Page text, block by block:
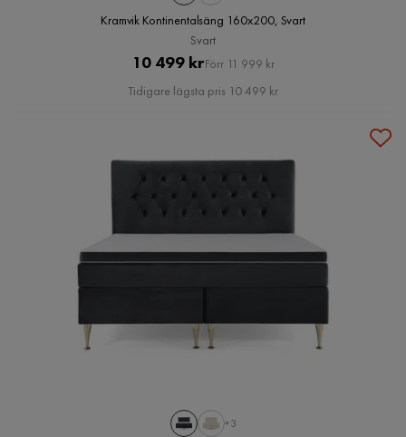
Kramvik Kontinentalsäng 160x200, Svart
Svart
Pris
10 499 krOriginal
Pris
Förr 11 999 kr
Tidigare lägsta pris 10 499 kr
+3